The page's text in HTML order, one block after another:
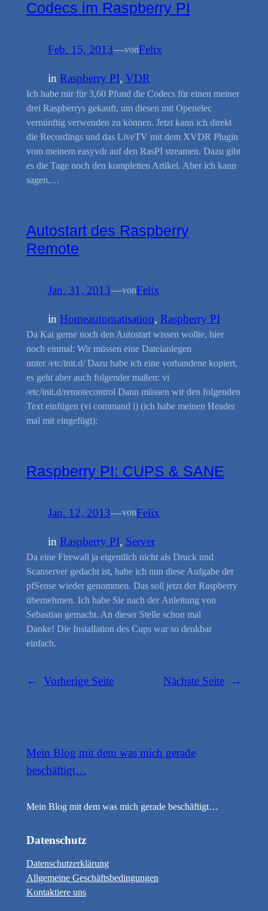
Codecs im Raspberry PI
Feb. 15, 2013—vonFelix
in Raspberry PI, VDR
Ich habe mir für 3,60 Pfund die Codecs für einen meiner
drei Raspberrys gekauft, um diesen mit Openelec
vernünftig verwenden zu können. Jetzt kann ich direkt
die Recordings und das LiveTV mit dem XVDR Plugin
vom meinem easyvdr auf den RasPI streamen. Dazu gibt
es die Tage noch den kompletten Artikel. Aber ich kann
sagen,…
Autostart des Raspberry
Remote
Jan. 31, 2013—vonFelix
in Homeautomatisation, Raspberry PI
Da Kai gerne noch den Autostart wissen wollte, hier
noch einmal: Wir müssen eine Dateianlegen
unter /etc/init.d/ Dazu habe ich eine vorhandene kopiert,
es geht aber auch folgender maßen: vi
/etc/init.d/remotecontrol Dann müssen wir den folgenden
Text einfügen (vi command i) (ich habe meinen Header
mal mit eingefügt):
Raspberry PI: CUPS & SANE
Jan. 12, 2013—vonFelix
in Raspberry PI, Server
Da eine Firewall ja eigentlich nicht als Druck und
Scanserver gedacht ist, habe ich nun diese Aufgabe der
pfSense wieder genommen. Das soll jetzt der Raspberry
übernehmen. Ich habe Sie nach der Anleitung von
Sebastian gemacht. An dieser Stelle schon mal
Danke! Die Installation des Cups war so denkbar
einfach.
← Vorherige Seite Nächste Seite →
Mein Blog mit dem was mich gerade
beschäftigt…
Mein Blog mit dem was mich gerade beschäftigt…
Datenschutz
Datenschutzerklärung
Allgemeine Geschäftsbedingungen
Kontaktiere uns